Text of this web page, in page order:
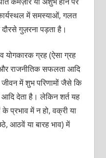
में समस्याओं, गलत
गुज़रना पड़ता है।
ग्रह (ऐसा ग्रह
और राजनीतिक सफलता आदि
में शुभ परिणामों जैसे कि
आदि देता है। लेकिन शर्त यह
प्रभाव में न हो, वक्री या
आठवें या बारह भाव) में